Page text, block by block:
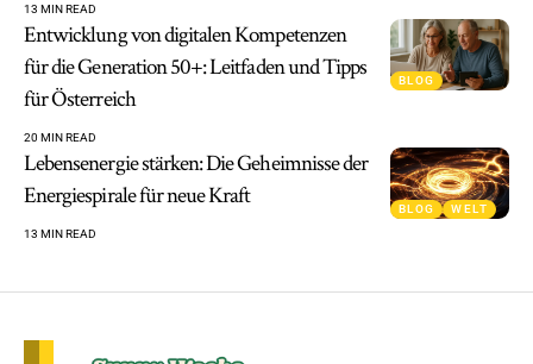
13 MIN READ
BLOG
Entwicklung von digitalen Kompetenzen
für die Generation 50+: Leitfaden und Tipps
für Österreich
20 MIN READ
BLOG WELT
Lebensenergie stärken: Die Geheimnisse der
Energiespirale für neue Kraft
13 MIN READ